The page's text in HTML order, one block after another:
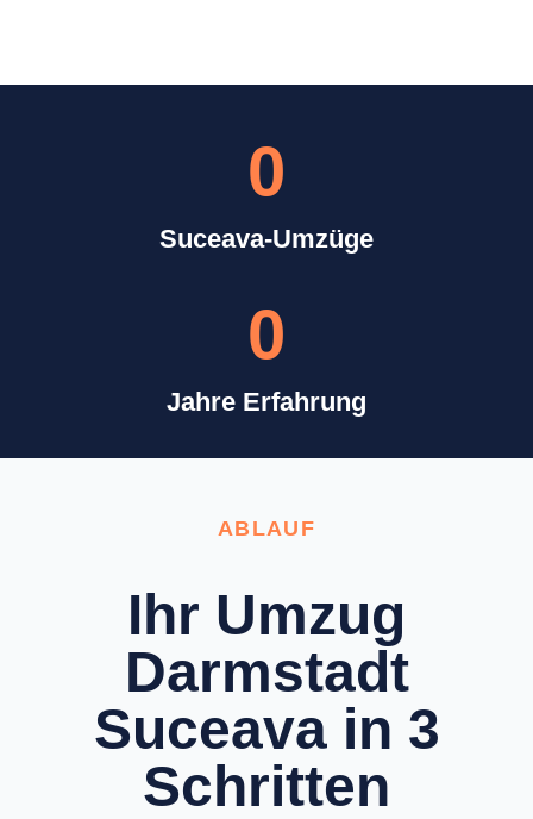
Suceava-Umzüge
0
Jahre Erfahrung
0
ABLAUF
Ihr Umzug
Darmstadt
Suceava in 3
Schritten